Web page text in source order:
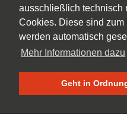
ausschließlich technisch
Cookies. Diese sind zum
werden automatisch
Mehr Informationen dazu
Geht in
E-